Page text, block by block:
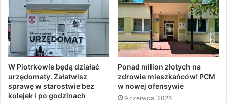
W Piotrkowie będą działać
urzędomaty. Załatwisz
sprawę w starostwie bez
kolejek i po godzinach
Ponad milion złotych na
zdrowie mieszkańców! PCM
w nowej ofensywie
9 czerwca, 2026